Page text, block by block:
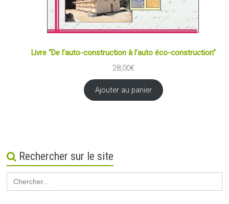
Livre “De l’auto-construction à l’auto éco-construction”
28,00€
Ajouter au panier
Rechercher sur le site
Search
for: